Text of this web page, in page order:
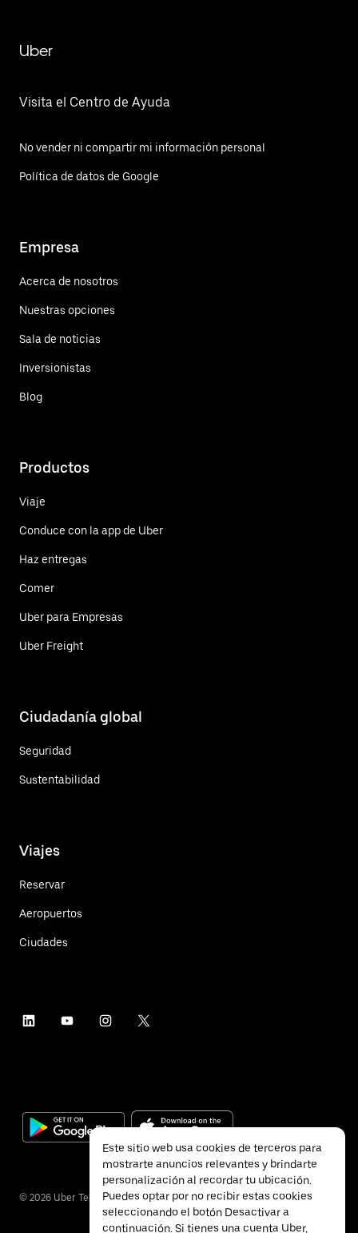
Uber
Visita el Centro de Ayuda
No vender ni compartir mi información personal
Política de datos de Google
Empresa
Acerca de nosotros
Nuestras opciones
Sala de noticias
Inversionistas
Blog
Productos
Viaje
Conduce con la app de Uber
Haz entregas
Comer
Uber para Empresas
Uber Freight
Ciudadanía global
Seguridad
Sustentabilidad
Viajes
Reservar
Aeropuertos
Ciudades
© 2026 Uber Technologies Inc.
Este sitio web usa cookies de terceros para
mostrarte anuncios relevantes y brindarte
personalización al recordar tu ubicación.
Puedes optar por no recibir estas cookies
seleccionando el botón Desactivar a
continuación. Si tienes una cuenta Uber,